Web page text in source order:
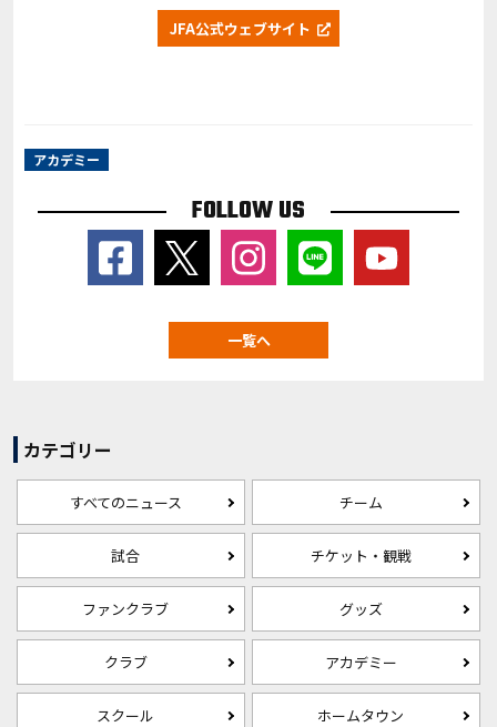
JFA公式ウェブサイト
アカデミー
FOLLOW US
一覧へ
カテゴリー
すべてのニュース チーム
試合 チケット・観戦
ファンクラブ グッズ
クラブ アカデミー
スクール ホームタウン